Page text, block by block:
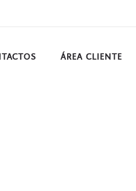
ÁREA CLIENTE